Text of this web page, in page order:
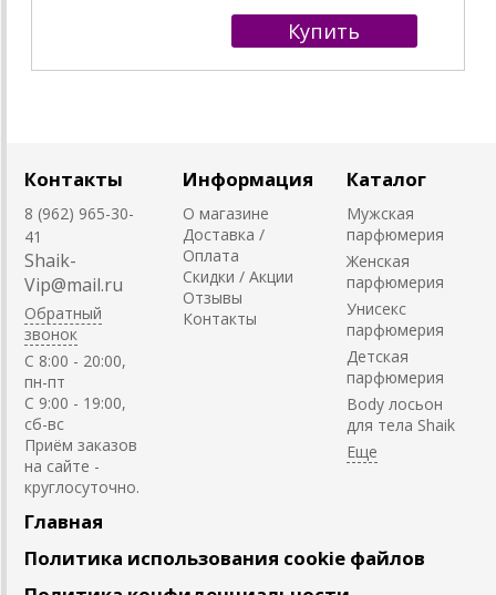
Контакты
8 (962) 965-30-
41
Shaik-
Vip@mail.ru
Обратный
звонок
C 8:00 - 20:00,
пн-пт
С 9:00 - 19:00,
сб-вс
Приём заказов
на сайте -
круглосуточно.
Информация
О магазине
Доставка /
Оплата
Скидки / Акции
Отзывы
Контакты
Каталог
Мужская
парфюмерия
Женская
парфюмерия
Унисекс
парфюмерия
Детская
парфюмерия
Body лосьон
для тела Shaik
Главная
Политика использования cookie файлов